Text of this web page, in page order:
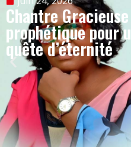
Chantre
prophétique pour
quête d’éternité